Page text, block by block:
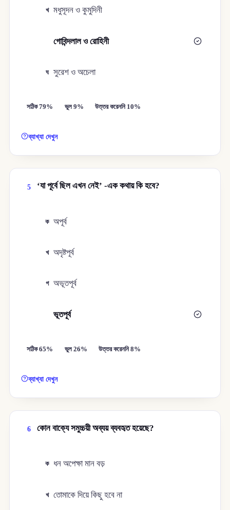
খ মধুসূদন ও কুমুদিনী
গোবিন্দলাল ও রোহিনী
ঘ সুরেশ ও অচেলা
সঠিক 79% ভুল 9% উত্তর করেননি 10%
ব্যাখ্যা দেখুন
5 ‘যা পূর্বে ছিল এখন নেই’ -এক কথায় কি হবে?
ক অপূর্ব
খ অদৃষ্টপূর্ব
গ অভূতপূর্ব
ভূতপূর্ব
সঠিক 65% ভুল 26% উত্তর করেননি 8%
ব্যাখ্যা দেখুন
6 কোন বাক্যে সমুচ্চয়ী অব্যয় ব্যবহৃত হয়েছে?
ক ধন অপেক্ষা মান বড়
খ তোমাকে দিয়ে কিছু হবে না